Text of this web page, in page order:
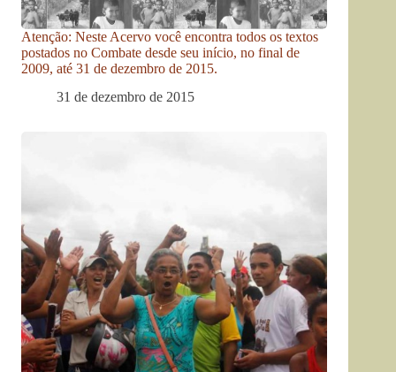
Atenção: Neste Acervo você encontra todos os textos
postados no Combate desde seu início, no final de
2009, até 31 de dezembro de 2015.
31 de dezembro de 2015